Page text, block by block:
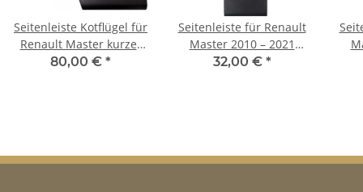
Seitenleiste Kotflügel für
Renault Master kurzer
Radstand 2010 – 2021
80,00 € *
Seitenleiste für Renault
Master 2010 – 2021
vorne rechts
32,00 € *